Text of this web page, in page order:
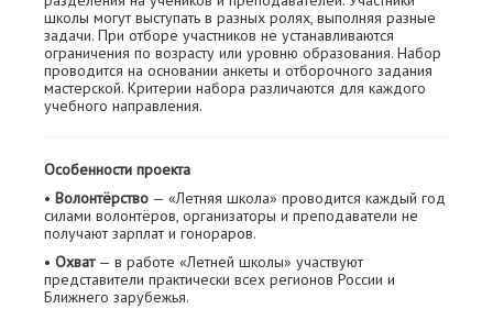
школы могут выступать в разных ролях, выполняя разные
задачи. При отборе участников не устанавливаются
ограничения по возрасту или уровню образования. Набор
проводится на основании анкеты и отборочного задания
мастерской. Критерии набора различаются для каждого
учебного направления.
Особенности проекта
• Волонтёрство — «Летняя школа» проводится каждый год
силами волонтёров, организаторы и преподаватели не
получают зарплат и гонораров.
• Охват— в работе «Летней школы» участвуют
представители практически всех регионов России и
Ближнего зарубежья.